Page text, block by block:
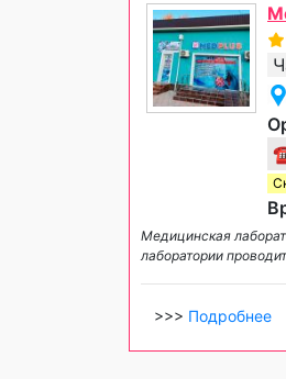
Медицинская
лаборатории
>>> Подробнее